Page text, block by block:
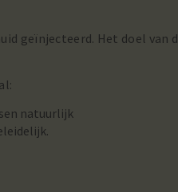
geïnjecteerd. Het doel van
natuurlijk